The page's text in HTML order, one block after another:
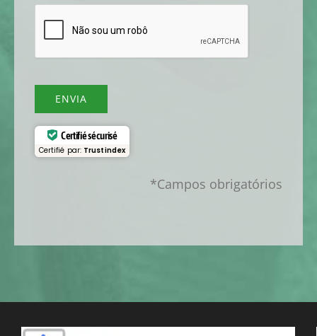
ENVIA
Certifié sécurisé
Certifié par: Trustindex
*Campos obrigatórios